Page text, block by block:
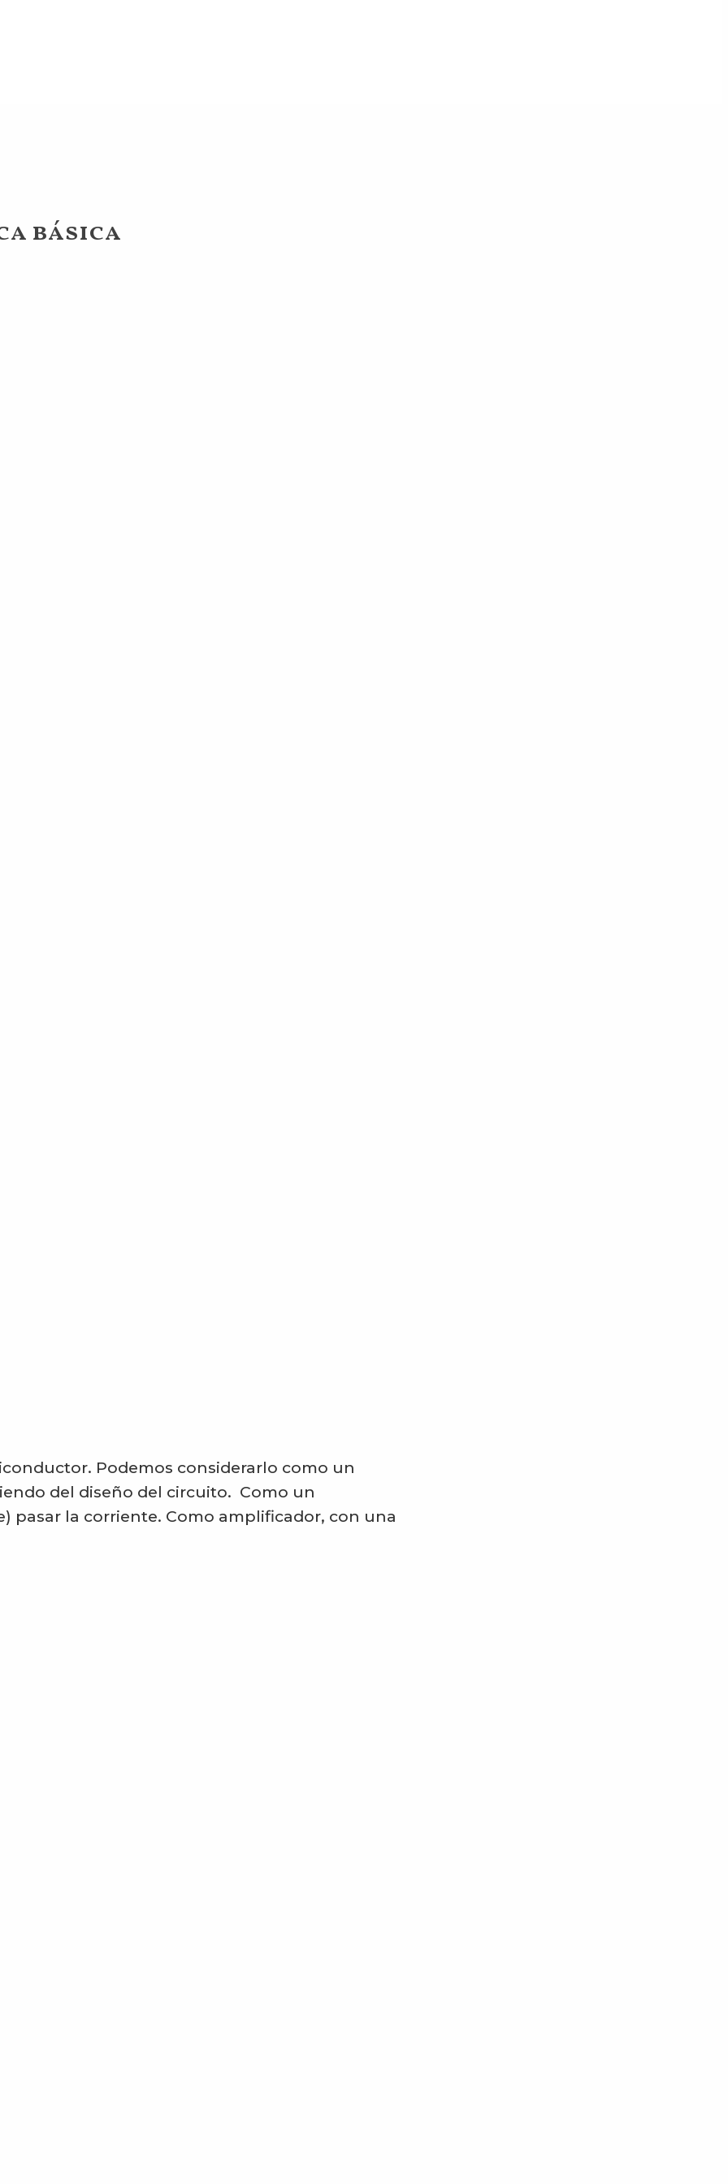
básica
Podemos considerarlo como un
del diseño del circuito. Como un
pasar la corriente. Como amplificador, con una